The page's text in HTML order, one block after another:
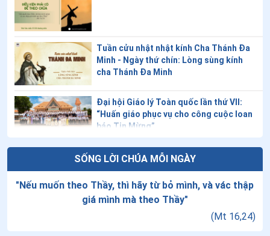
SỐNG LỜI CHÚA MỖI NGÀY
" Nếu muốn theo Thầy, thì hãy từ bỏ mình, và vác thập
giá mình mà theo Thầy"
( Mt 16,24)
Tuần cửu nhật nhật kính Cha Thánh Đa
Minh - Ngày thứ chín: Lòng sùng kính
cha Thánh Đa Minh
Đại hội Giáo lý Toàn quốc lần thứ VII:
“Huấn giáo phục vụ cho công cuộc loan
báo Tin Mừng”
Giáo lý về Công đồng Vaticanô II: Bài 20
Thứ Năm tuần XVIII thường niên - Chúa